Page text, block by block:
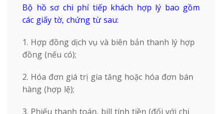
Bộ hồ sơ chi phí tiếp khách hợp lý bao gồm
các giấy tờ, chứng từ sau:
1. Hợp đồng dịch vụ và biên bản thanh lý hợp
đồng (nếu có);
2. Hóa đơn giá trị gia tăng hoặc hóa đơn bán
hàng (hợp lệ);
3. Phiếu thanh toán, bill tính tiền (đối với chi